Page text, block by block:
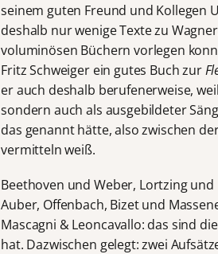
seinem guten Freund und Kollegen
deshalb nur wenige Texte zu
voluminösen Büchern vorlegen
Fritz Schweiger ein gutes Buch zur
er auch deshalb berufenerweise,
sondern auch als ausgebildeter
das genannt hätte, also zwischen
vermitteln weiß.
Beethoven und Weber, Lortzing
Auber, Offenbach, Bizet und
Mascagni & Leoncavallo: das sind
hat. Dazwischen gelegt: zwei